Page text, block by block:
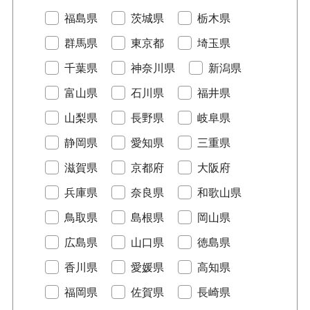
福島県 茨城県 栃木県
群馬県 東京都 埼玉県
千葉県 神奈川県 新潟県
富山県 石川県 福井県
山梨県 長野県 岐阜県
静岡県 愛知県 三重県
滋賀県 京都府 大阪府
兵庫県 奈良県 和歌山県
鳥取県 島根県 岡山県
広島県 山口県 徳島県
香川県 愛媛県 高知県
福岡県 佐賀県 長崎県